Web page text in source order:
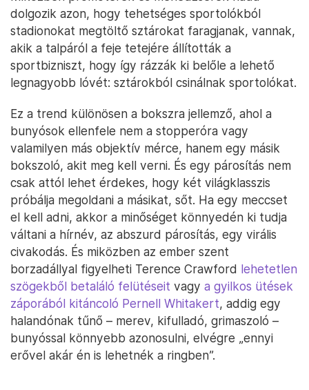
dolgozik azon, hogy tehetséges sportolókból
stadionokat megtöltő sztárokat faragjanak, vannak,
akik a talpáról a feje tetejére állították a
sportbizniszt, hogy így rázzák ki belőle a lehető
legnagyobb lóvét: sztárokból csinálnak sportolókat.
Ez a trend különösen a bokszra jellemző, ahol a
bunyósok ellenfele nem a stopperóra vagy
valamilyen más objektív mérce, hanem egy másik
bokszoló, akit meg kell verni. És egy párosítás nem
csak attól lehet érdekes, hogy két világklasszis
próbálja megoldani a másikat, sőt. Ha egy meccset
el kell adni, akkor a minőséget könnyedén ki tudja
váltani a hírnév, az abszurd párosítás, egy virális
civakodás. És miközben az ember szent
borzadállyal figyelheti Terence Crawford lehetetlen
szögekből betaláló felütéseit vagy a gyilkos ütések
záporából kitáncoló Pernell Whitakert, addig egy
halandónak tűnő – merev, kifulladó, grimaszoló –
bunyóssal könnyebb azonosulni, elvégre „ennyi
erővel akár én is lehetnék a ringben”.